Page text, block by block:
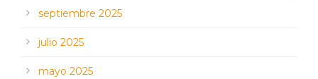
septiembre 2025
julio 2025
mayo 2025